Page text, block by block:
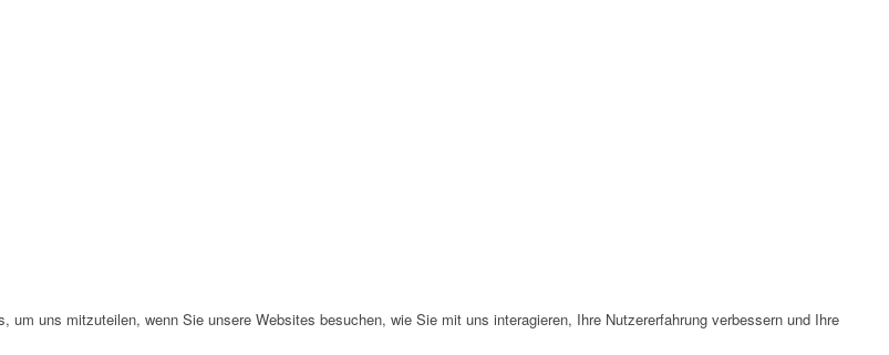
uns mitzuteilen, wenn Sie unsere Websites besuchen, wie Sie mit uns interagieren, Ihre Nutzererfahrung verbessern und Ihre